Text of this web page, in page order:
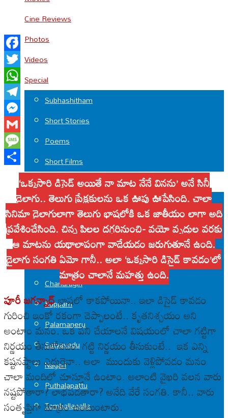
Cine Reviews
Photos
Videos
Special
Subhashitham
Short Stories
Poems
Short Films
LOCAL
Tirumala
Chittoor
Srikalahasti
Tirupati
Chandragiri
Kuppam
Palamaneru
Satyavedu
Nagari
Puthalapattu
Tamballapalle
Facebook
Twitter
WhatsApp
Telegram
Messenger
Gmail
Message
Share‘ఒక్కసారి డిసైడ్ అయితే నా మాట నేనే వినను’ అనే సినీ
డైలాగు.. తెలుగు ప్రేక్షకులను ఒక ఊపు ఊపేసింది. చాలా
సినిమా డైలాగుల్లాగా తెలుగు భాషలోకి ఒక జాతీయం లాగా అది
ప్రవేశించేసింది. చిన్న పిల్లల దగ్గరినుంచి- వయో వృద్ధుల వరకు
ఆ మాటను యథాలాపంగా వాడేయడం జరుగుతూనే ఉంది.
డైలాగు సంగతి ఏమో గానీ.. అలా ‘ఒక్కసారి డిసైడ్ కావడం’లో
మాత్రం చాలానే మహత్తు ఉంది.
పూరీ జగన్నాధ్భాషలో కాకపోయినా.. ఇలా డిసైడ్ కావడం
గురించి ఇంకో రకంగా చెప్పాలంటే.. కృతనిశ్చయం అని
అంటాం మనం. ఒక పని చేయాలనే విషయంలో చాలా గట్టిగా
నిర్ణయం తీసుకోవడం. గట్టి నిర్ణయం తీసుకుంటే.. ఇక ఎన్ని
కష్టనష్టాలు ఎదురైనా.. అలా ముందుకు వెళ్లిపోవడం మనం
చాలా మందిలో చూస్తూనే ఉంటాం. అలాంటి వైఖరి వలన వారు
నష్టపోతారా? లాభపడతారా? అనేది వేరే సంగతి. కానీ.. వారు
సంతృప్తిగా మాత్రం ఉంటుంటారు.